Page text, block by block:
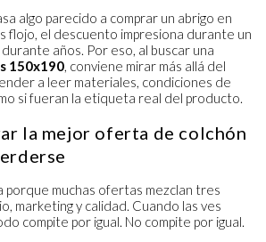
algo parecido a comprar un abrigo en
flojo, el descuento impresiona durante un
años. Por eso, al buscar una
150x190, conviene mirar más allá del
a leer materiales, condiciones de
si fueran la etiqueta real del producto.
la mejor oferta de colchón
porque muchas ofertas mezclan tres
marketing y calidad. Cuando las ves
compite por igual. No compite por igual.